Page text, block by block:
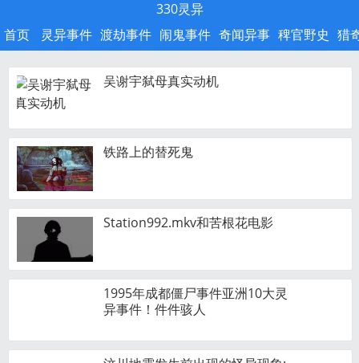
330灵异
首页
灵异事件 渡劫事件 闹鬼事件 奇闻异事 稗官野史 猎
吴谢宇弑母真实动机
铁路上的替死鬼
Station992.mkv和苦根花电影
1995年成都僵尸事件亚洲10大灵
异事件！件件骇人